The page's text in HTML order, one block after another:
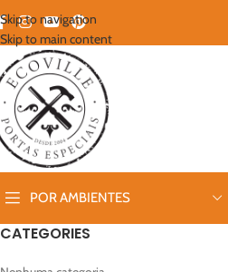
Skip to navigation
Skip to main content
POR AMBIENTES
CATEGORIES